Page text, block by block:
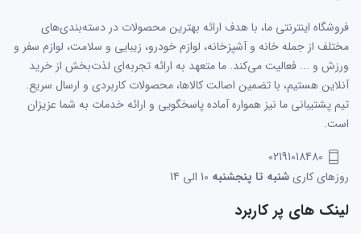
فروشگاه اینترنتی ما، با هدف ارائه بهترین محصولات در دسته‌بندی‌های
مختلف از جمله خانه و آشپزخانه، لوازم خودرو، زیبایی و سلامت، لوازم سفر و
ورزش و ... فعالیت می‌کند. ما متعهد به ارائه تجربه‌ای لذت‌بخش از خرید
آنلاین هستیم، با تضمین اصالت کالاها، محصولات کاربردی و ارسال سریع.
تیم پشتیبانی ما نیز همواره آماده پاسخگویی و ارائه خدمات به شما عزیزان
است.
02191018480
روزهای کاریشنبه تا پنجشنبه
لینک های پر کاربرد